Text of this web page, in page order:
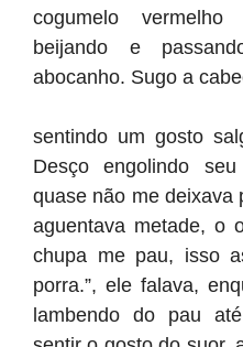
cogumelo
beijando e
abocanho. Sugo a
sentindo um gosto
Desço engolindo
quase não me deixava
aguentava metade, o
chupa me pau, isso
porra.”, ele falava,
lambendo do pau